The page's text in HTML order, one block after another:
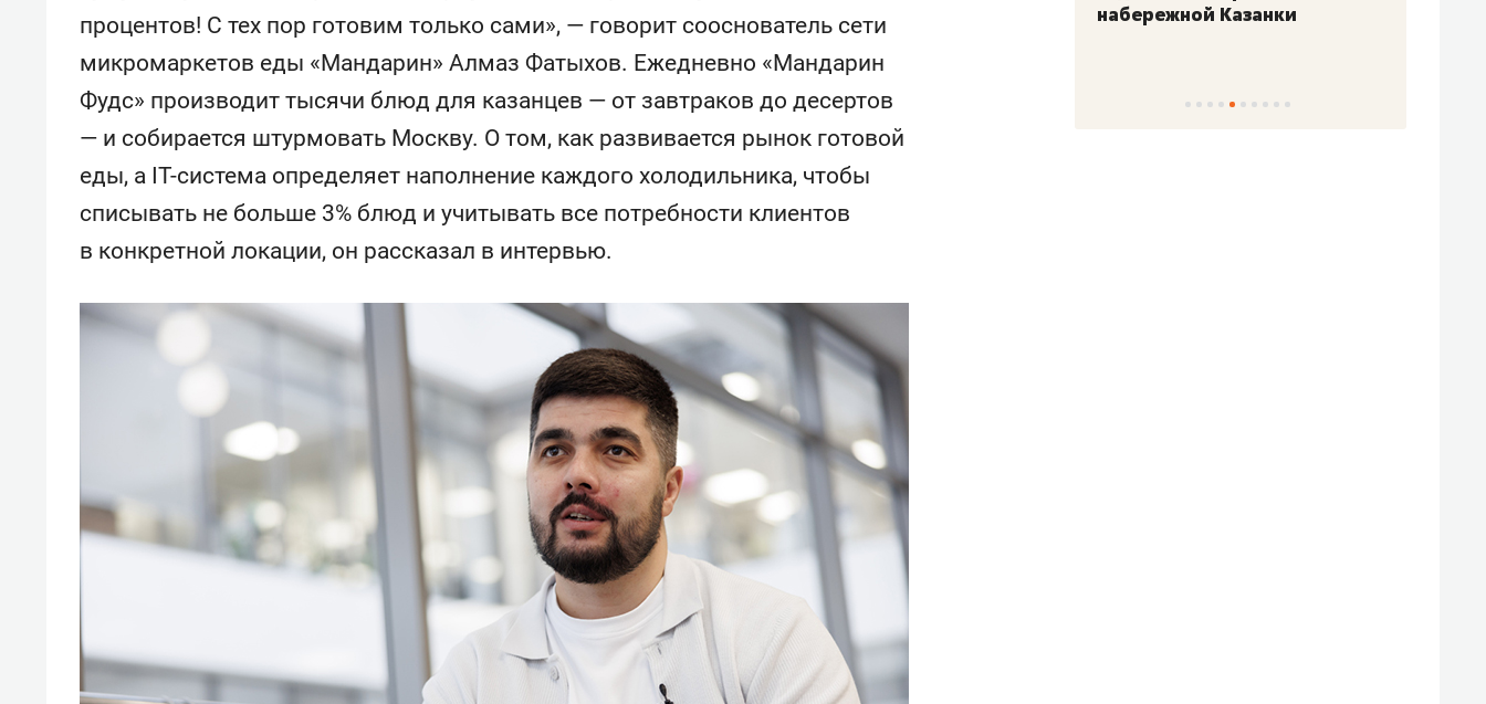
процентов! С тех пор готовим только сами», — говорит сооснователь сети
микромаркетов еды «Мандарин» Алмаз Фатыхов. Ежедневно «Мандарин
Фудс» производит тысячи блюд для казанцев — от завтраков до десертов
— и собирается штурмовать Москву. О том, как развивается рынок готовой
еды, а IT-система определяет наполнение каждого холодильника, чтобы
списывать не больше 3% блюд и учитывать все потребности клиентов
в конкретной локации, он рассказал в интервью.
состоянием как основа
антихрупких команд
набережной Казанки